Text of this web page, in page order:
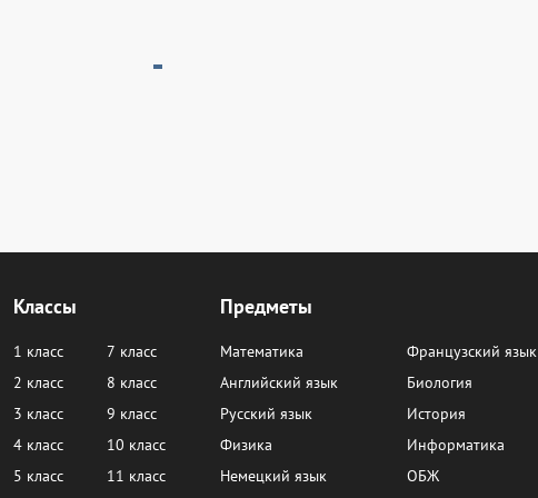
Классы
1 класс
2 класс
3 класс
4 класс
5 класс
7 класс
8 класс
9 класс
10 класс
11 класс
Предметы
Математика
Английский язык
Русский язык
Физика
Немецкий язык
Французский язык
Биология
История
Информатика
ОБЖ